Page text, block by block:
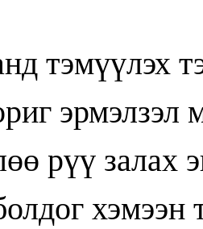
тэмүүлэх
эрмэлзэл
рүү залах